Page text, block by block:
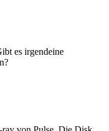
es irgendeine